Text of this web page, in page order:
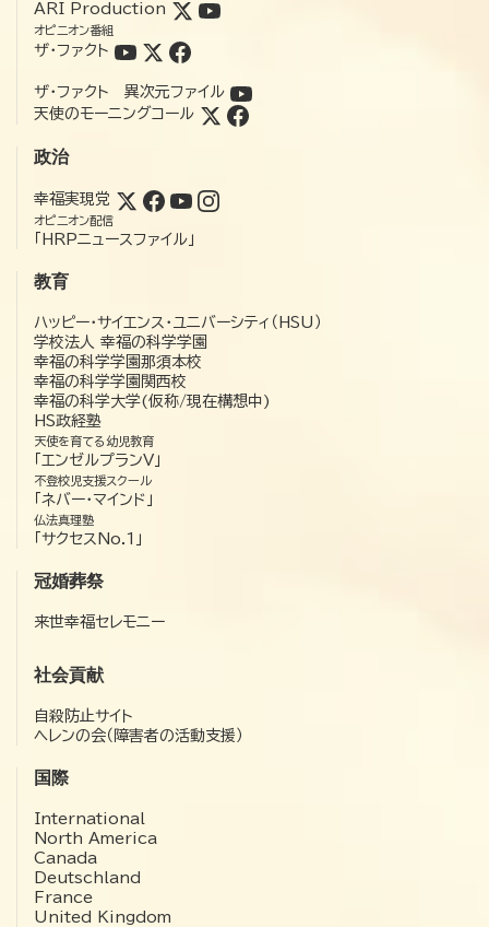
ARI Production
オピニオン番組
ザ・ファクト
ザ・ファクト 異次元ファイル
天使のモーニングコール
政治
幸福実現党
オピニオン配信
「HRPニュースファイル」
教育
ハッピー・サイエンス・ユニバーシティ（HSU）
学校法人 幸福の科学学園
幸福の科学学園那須本校
幸福の科学学園関西校
幸福の科学大学(仮称/現在構想中)
HS政経塾
天使を育てる幼児教育
「エンゼルプランV」
不登校児支援スクール
「ネバー・マインド」
仏法真理塾
「サクセスNo.1」
冠婚葬祭
来世幸福セレモニー
社会貢献
自殺防止サイト
ヘレンの会（障害者の活動支援）
国際
International
North America
Canada
Deutschland
France
United Kingdom